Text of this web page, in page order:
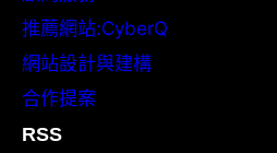
推薦網站:CyberQ
網站設計與建構
合作提案
RSS